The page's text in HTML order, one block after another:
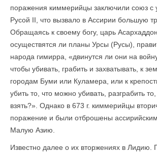
поражения киммерийцы заключили союз с
Русой II, что вызвало в Ассирии большую
Обращаясь к своему богу, царь
осуществятся ли планы Урсы (Русы),
народа гимирра, «двинутся ли они на
чтобы убивать, грабить и захватывать, к
городам Буми или Куламера, или к
убить то, что можно убивать, разграбить
взять?». Однако в 673 г. киммерийцы
поражение и были отброшены
Малую Азию.
Известно далее о их вторжениях в Лидию.